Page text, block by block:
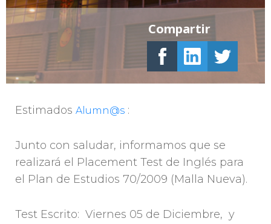
Estimados Alumn@s :
Junto con saludar, informamos que se
realizará el Placement Test de Inglés para
el Plan de Estudios 70/2009 (Malla Nueva).
Test Escrito: Viernes 05 de Diciembre, y
Compartir